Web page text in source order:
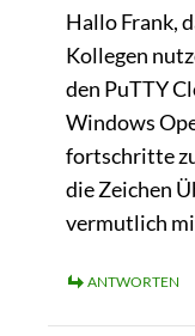
Hallo Frank,
Kollegen
den PuTTY
Windows
fortschritte
die Zeichen
vermutlich
ANTWORTEN